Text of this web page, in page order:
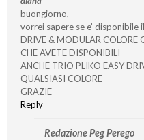
buongiorno,
vorrei sapere se e’ disponibile
DRIVE & MODULAR COLORE
CHE AVETE DISPONIBILI
ANCHE TRIO PLIKO EASY
QUALSIASI COLORE
GRAZIE
Reply
Redazione Peg Perego